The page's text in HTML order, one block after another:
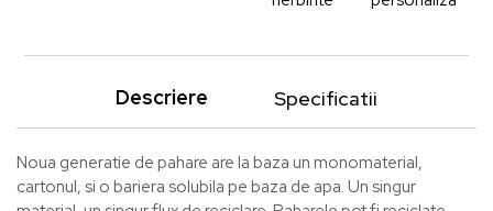
Descriere Specificatii
Noua generatie de pahare are la baza un monomaterial,
cartonul, si o bariera solubila pe baza de apa. Un singur